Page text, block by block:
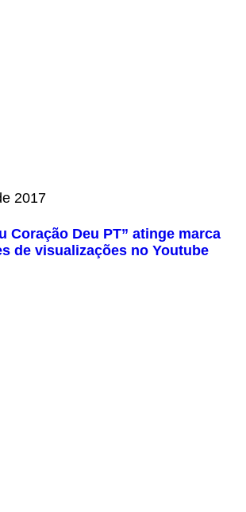
2017
Coração Deu PT” atinge marca
de visualizações no Youtube